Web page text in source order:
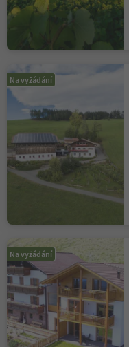
Na vyžádání
Na vyžádání